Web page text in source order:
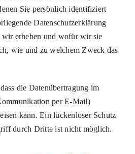
Sie persönlich identifiziert
Datenschutzerklärung
erheben und wofür wir sie
wie und zu welchem Zweck das
die Datenübertragung im
per E-Mail)
kann. Ein lückenloser Schutz
durch Dritte ist nicht möglich.